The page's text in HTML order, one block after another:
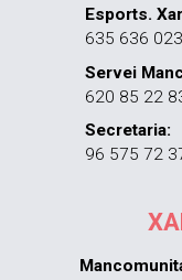
Esports.
635 636
Servei
620 85 22
Secretaria:
96 575 72